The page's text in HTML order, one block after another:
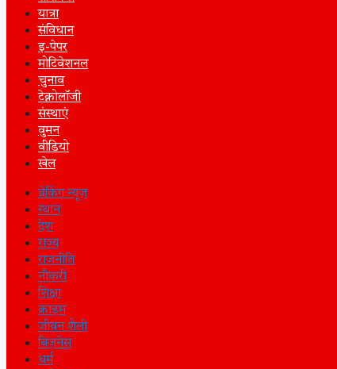
यात्रा
संविधान
इ-पेपर
मोटिवेशनल
चुनाव
टेक्नोलॉजी
संस्थाएं
वुमन
वीडियो
खेल
ब्रेकिंग न्यूज़
स्थान
देश
राज्य
राजनीति
नौकरी
शिक्षा
क्राइम
जीवन शैली
बिज़नेस
धर्म